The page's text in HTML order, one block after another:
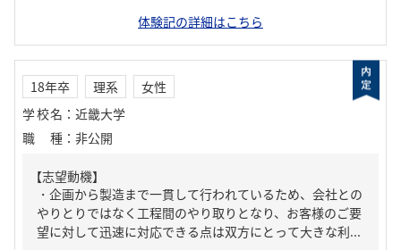
体験記の詳細はこちら
18年卒 理系
女性
学校名 ： 近畿大学
職種 ： 非公開
【志望動機】
・企画から製造まで一貫して行われているため、会社との
やりとりではなく工程間のやり取りとなり、お客様のご要
望に対して迅速に対応できる点は双方にとって大きな利...